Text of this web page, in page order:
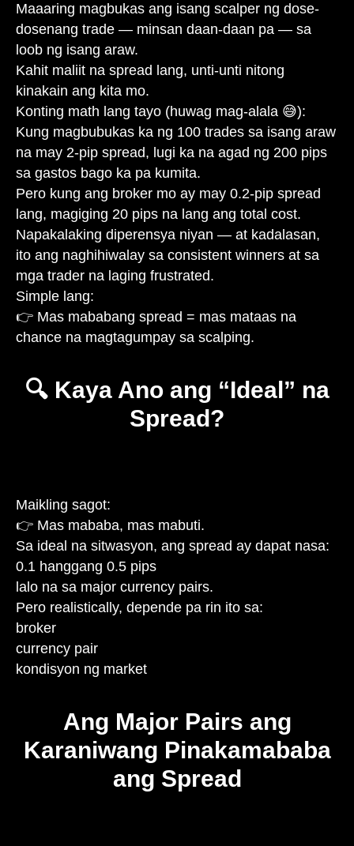
Maaaring magbukas ang isang scalper ng dose-
dosenang trade — minsan daan-daan pa — sa
loob ng isang araw.
Kahit maliit na spread lang, unti-unti nitong
kinakain ang kita mo.
Konting math lang tayo (huwag mag-alala 😅):
Kung magbubukas ka ng 100 trades sa isang araw
na may 2-pip spread, lugi ka na agad ng 200 pips
sa gastos bago ka pa kumita.
Pero kung ang broker mo ay may 0.2-pip spread
lang, magiging 20 pips na lang ang total cost.
Napakalaking diperensya niyan — at kadalasan,
ito ang naghihiwalay sa consistent winners at sa
mga trader na laging frustrated.
Simple lang:
👉 Mas mababang spread = mas mataas na
chance na magtagumpay sa scalping.
🔍 Kaya Ano ang “Ideal” na
Spread?
Maikling sagot:
👉 Mas mababa, mas mabuti.
Sa ideal na sitwasyon, ang spread ay dapat nasa:
0.1 hanggang 0.5 pips
lalo na sa major currency pairs.
Pero realistically, depende pa rin ito sa:
broker
currency pair
kondisyon ng market
Ang Major Pairs ang
Karaniwang Pinakamababa
ang Spread